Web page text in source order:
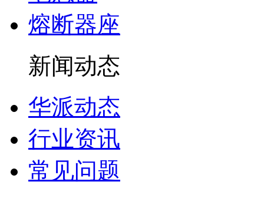
熔断器座
新闻动态
华派动态
行业资讯
常见问题